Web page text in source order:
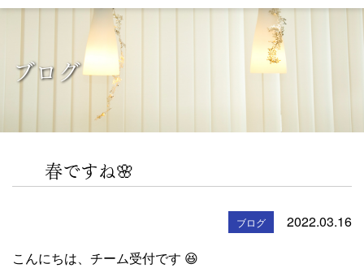
ブログ
春ですね🌸
ブログ
2022.03.16
こんにちは、チーム受付です 😆